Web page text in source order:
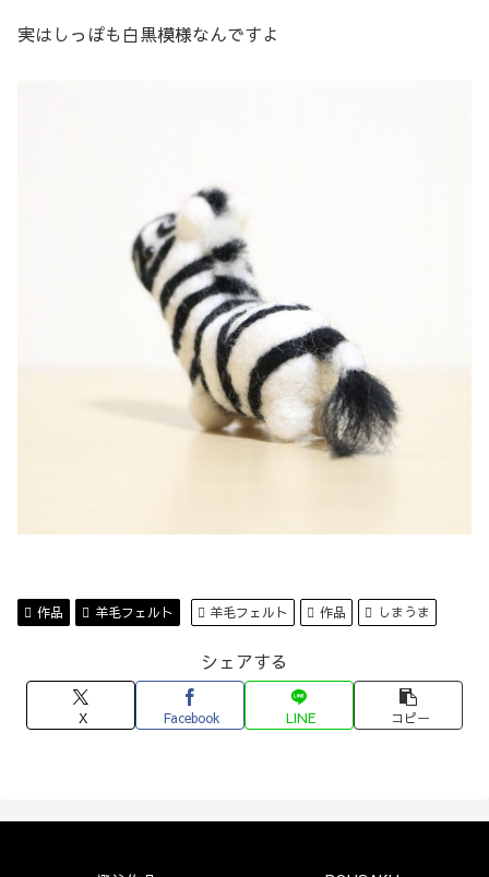
実はしっぽも白黒模様なんですよ
作品 羊毛フェルト 羊毛フェルト 作品 しまうま
シェアする
X Facebook LINE コピー